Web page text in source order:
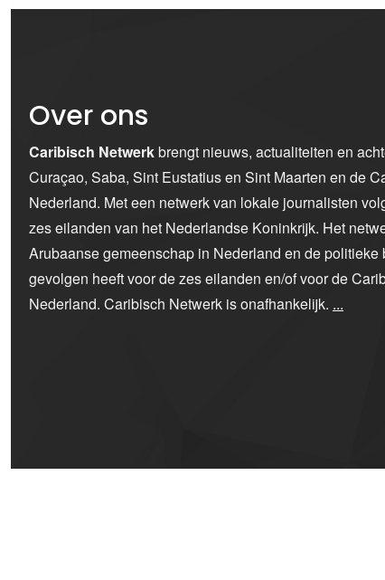
Over ons
Caribisch Netwerkbrengt nieuws, actualiteiten en
Curaçao, Saba, Sint Eustatius en Sint Maarten en de
Nederland. Met een netwerk van lokale journalisten
zes eilanden van het Nederlandse Koninkrijk. Het
Arubaanse gemeenschap in Nederland en de
gevolgen heeft voor de zes eilanden en/of voor de
Nederland. Caribisch Netwerk is onafhankelijk. ...